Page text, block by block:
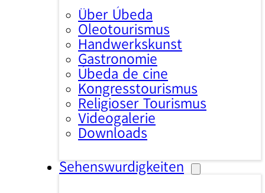
Über Úbeda
Oleotourismus
Handwerkskunst
Gastronomie
Úbeda de cine
Kongresstourismus
Religiöser Tourismus
Videogalerie
Downloads
Sehenswürdigkeiten